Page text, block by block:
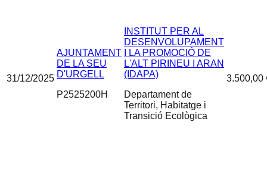
31/12/2025
AJUNTAMENT
DE LA SEU
D'URGELL
P2525200H
INSTITUT PER AL
DESENVOLUPAMENT
I LA PROMOCIÓ DE
L'ALT PIRINEU I ARAN
(IDAPA)
Departament de
Territori, Habitatge i
Transició Ecològica
3.500,00